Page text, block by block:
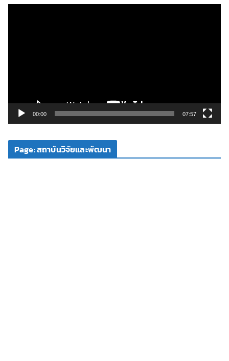
ดี
00:00 07:57
Page: สถาบันวิจัยและพัฒนา